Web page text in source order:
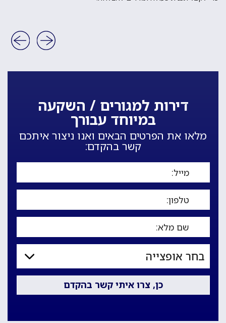
דירות למגורים / השקעה
במיוחד עבורך
מלאו את הפרטים הבאים ואנו ניצור איתכם
קשר בהקדם: